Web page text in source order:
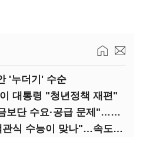
'누더기' 수순
대통령 "청년정책 재편"
성기홍 "전월세난, 세금보단 수요·공급 문제"…닥공 시사
이 대통령 "AI 시대, 객관식 수능이 맞나"…속도전 '경계'